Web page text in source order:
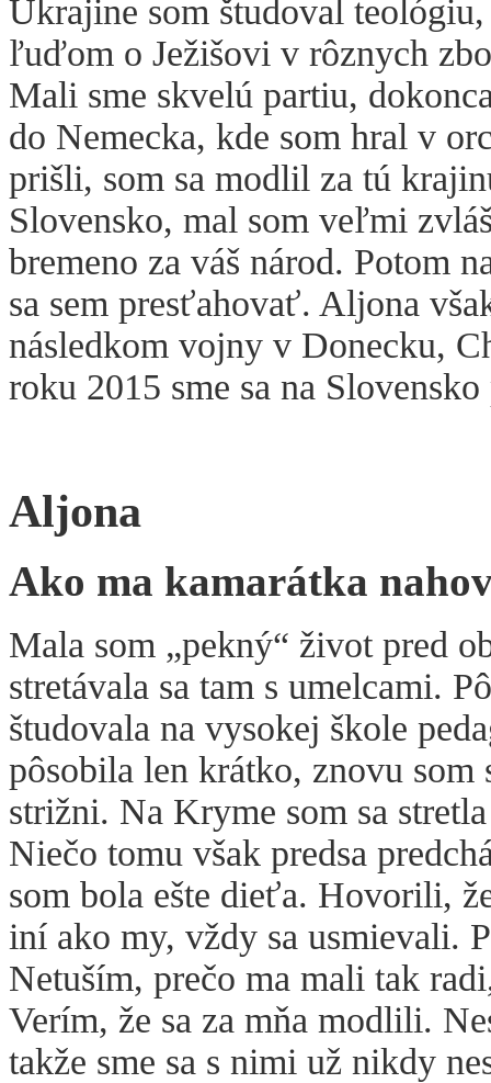
Ukrajine som študoval
ľuďom o Ježišovi v rôznych
Mali sme skvelú partiu,
do Nemecka, kde som hral v
prišli, som sa modlil za tú
Slovensko, mal som veľmi
bremeno za váš národ. Potom
sa sem presťahovať. Aljona
následkom vojny v Donecku,
roku 2015 sme sa na
Aljona
Ako ma kamarátka
Mala som „pekný“ život pred
stretávala sa tam s umelcami.
študovala na vysokej škole
pôsobila len krátko, znovu
strižni. Na Kryme som sa
Niečo tomu však predsa
som bola ešte dieťa. Hovorili,
iní ako my, vždy sa usmievali.
Netuším, prečo ma mali tak
Verím, že sa za mňa modlili.
takže sme sa s nimi už nikdy